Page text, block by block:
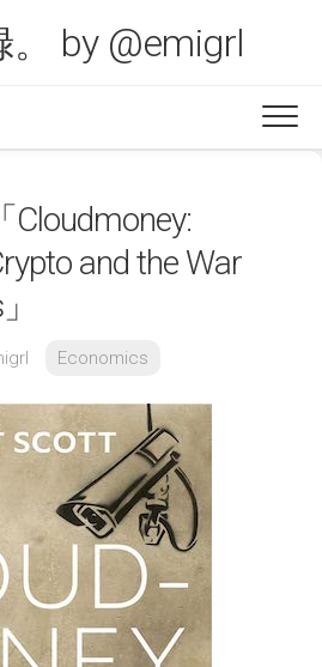
by @emigrl
Cloudmoney:
and the War
Economics